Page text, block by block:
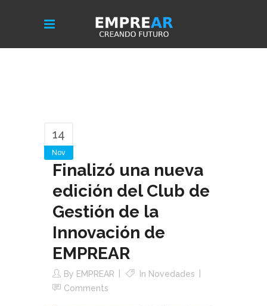
14
Nov
Finalizó una nueva
edición del Club de
Gestión de la
Innovación de
EMPREAR
By EMPREAR In Novedades
Comments